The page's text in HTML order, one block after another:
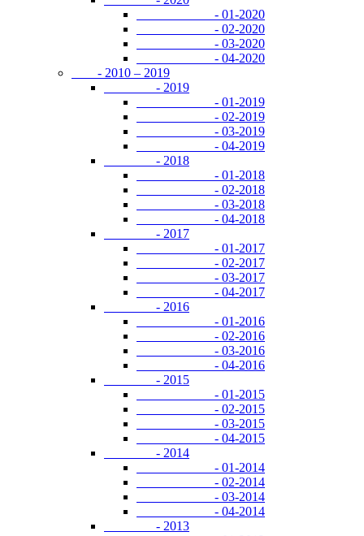
- 01-2020
- 02-2020
- 03-2020
- 04-2020
- 2010 – 2019
- 2019
- 01-2019
- 02-2019
- 03-2019
- 04-2019
- 2018
- 01-2018
- 02-2018
- 03-2018
- 04-2018
- 2017
- 01-2017
- 02-2017
- 03-2017
- 04-2017
- 2016
- 01-2016
- 02-2016
- 03-2016
- 04-2016
- 2015
- 01-2015
- 02-2015
- 03-2015
- 04-2015
- 2014
- 01-2014
- 02-2014
- 03-2014
- 04-2014
- 2013